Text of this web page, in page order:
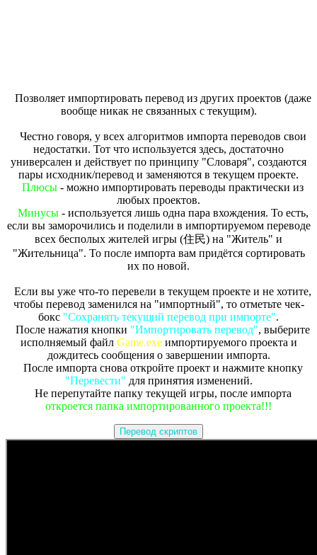
Позволяет импортировать перевод из других проектов (даже
вообще никак не связанных с текущим).
Честно говоря, у всех алгоритмов импорта переводов свои
недостатки. Тот что используется здесь, достаточно
универсален и действует по принципу "Словаря", создаются
пары исходник/перевод и заменяются в текущем проекте.
Плюсы - можно импортировать переводы практически из
любых проектов.
Минусы- используется лишь одна пара вхождения. То есть,
если вы заморочились и поделили в импортируемом переводе
всех бесполых жителей игры (住民) на "Житель" и
"Жительница". То после импорта вам придётся сортировать
их по новой.
Если вы уже что-то перевели в текущем проекте и не хотите,
чтобы перевод заменился на "импортный", то отметьте чек-
бокс "Сохранять текущий перевод при импорте".
После нажатия кнопки "Импортировать перевод", выберите
исполняемый файл Game.exeимпортируемого проекта и
дождитесь сообщения о завершении импорта.
После импорта снова откройте проект и нажмите кнопку
"Перевести" для принятия изменений.
Не перепутайте папку текущей игры, после импорта
откроется папка импортированного проекта!!!
Перевод скриптов